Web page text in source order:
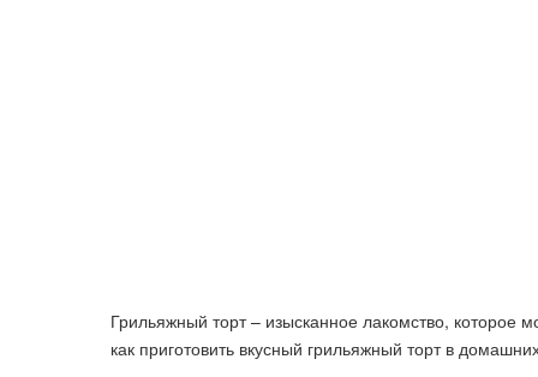
Грильяжный торт – изысканное лакомство, которое
как приготовить вкусный грильяжный торт в